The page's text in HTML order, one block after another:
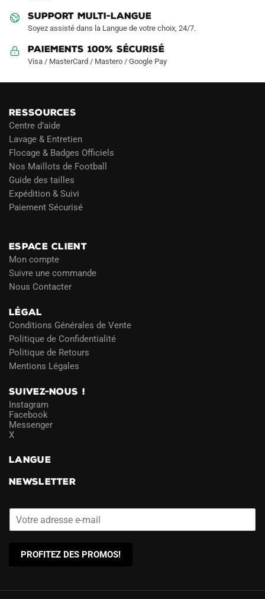
produit
SUPPORT MULTI-LANGUE
Soyez assisté dans la Langue de votre choix, 24/7.
Paiements 100% Sécurisé
Visa / MasterCard / Mastero / Google Pay
RESSOURCES
Centre d’aide
Lavage & Entretien
Flocage & Badges Officiels
Nos Maillots de Football
Guide des tailles
Expédition & Suivi
Paiement Sécurisé
ESPACE CLIENT
Mon compte
Suivre une commande
Nous Contacter
LÉGAL
Conditions Générales de Vente
Politique de Confidentialité
Politique de Retours
Mentions Légales
SUIVEZ-NOUS !
Instagram
Facebook
Messenger
X
LANGUE
NEWSLETTER
PROFITEZ DES PROMOS!